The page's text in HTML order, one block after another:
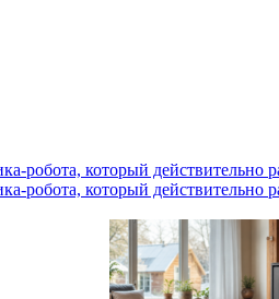
который действительно
который действительно